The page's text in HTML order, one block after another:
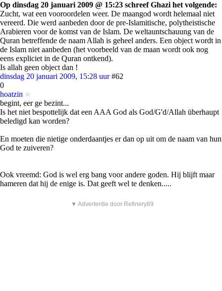
Op dinsdag 20 januari 2009 @ 15:23 schreef Ghazi het volgende:
Zucht, wat een vooroordelen weer. De maangod wordt helemaal niet
vereerd. Die werd aanbeden door de pre-Islamitische, polytheistische
Arabieren voor de komst van de Islam. De weltauntschauung van de
Quran betreffende de naam Allah is geheel anders. Een object wordt in
de Islam niet aanbeden (het voorbeeld van de maan wordt ook nog
eens expliciet in de Quran ontkend).
Is allah geen object dan !
dinsdag 20 januari 2009, 15:28 uur #62
0
hoatzin
begint, eer ge bezint...
Is het niet bespottelijk dat een AAA God als God/G'd/Allah überhaupt
beledigd kan worden?
En moeten die nietige onderdaantjes er dan op uit om de naam van hun
God te zuiveren?
Ook vreemd: God is wel erg bang voor andere goden. Hij blijft maar
hameren dat hij de enige is. Dat geeft wel te denken.....
▼ Advertentie door Refinery89